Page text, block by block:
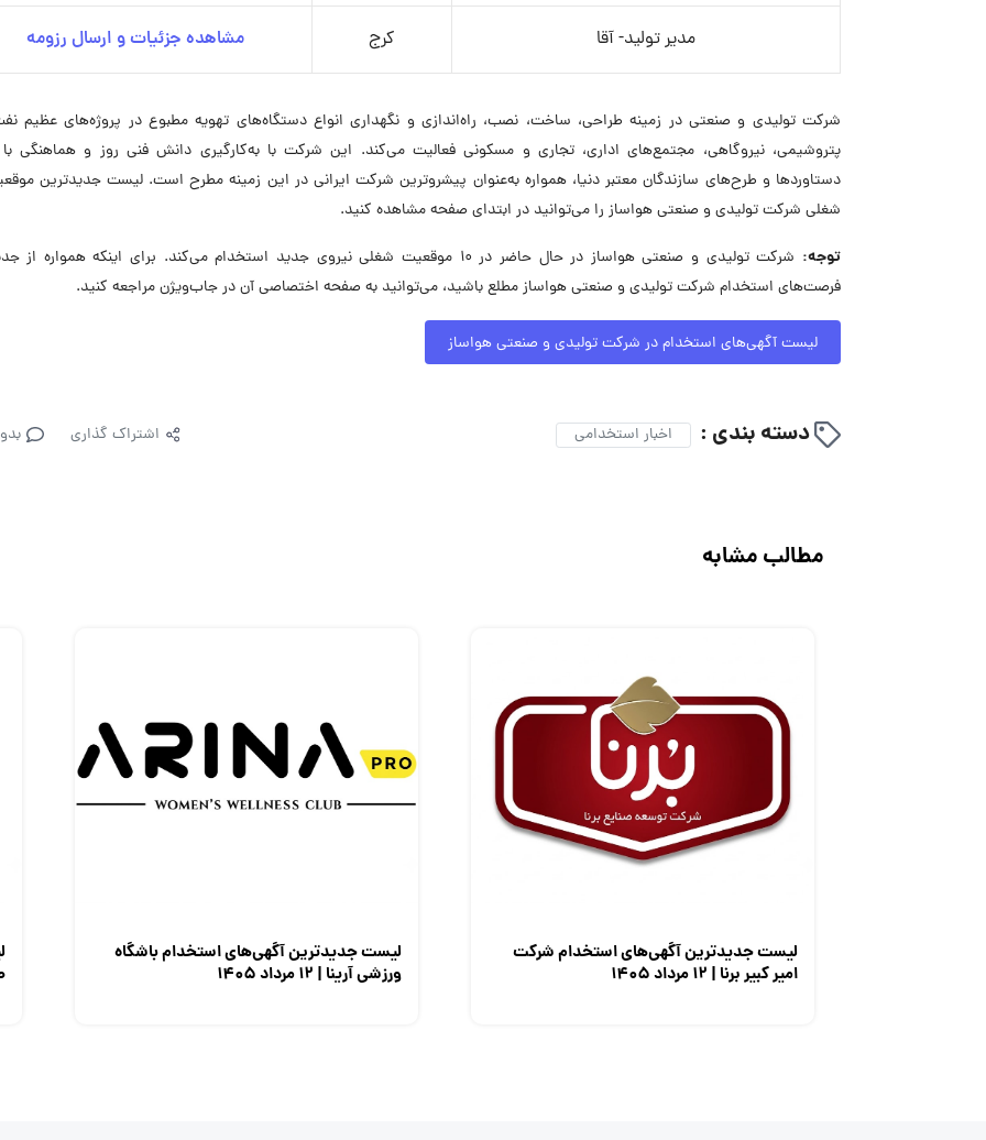
مدیر تولید- آقا کرج مشاهده جزئیات و ارسال رزومه
شرکت تولیدی و صنعتی در زمینه طراحی، ساخت، نصب، راه‌اندازی و نگهداری انواع دستگاه‌های تهویه مطبوع در پروژه‌های عظیم
پتروشیمی، نیروگاهی، مجتمع‌های اداری، تجاری و مسکونی فعالیت می‌کند. این شرکت با به‌کارگیری دانش فنی روز و هماهنگی
دستاوردها و طرح‌های سازندگان معتبر دنیا، همواره به‌عنوان پیشروترین شرکت ایرانی در این زمینه مطرح است. لیست جدیدترین
شغلی شرکت تولیدی و صنعتی هواساز را می‌توانید در ابتدای صفحه مشاهده کنید.
توجه:
شرکت تولیدی و صنعتی هواساز در حال حاضر در ۱۰ موقعیت شغلی نیروی جدید استخدام می‌کند. برای اینکه همواره
فرصت‌های استخدام شرکت تولیدی و صنعتی هواساز مطلع باشید، می‌توانید به صفحه اختصاصی آن در جاب‌ویژن مراجعه کنید.
لیست آگهی‌های استخدام در شرکت تولیدی و صنعتی هواساز
دسته بندی : اخبار استخدامی اشتراک گذاری
مطالب مشابه
لیست جدیدترین آگهی‌های استخدام شرکت
امیر کبیر برنا | ۱۲ مرداد ۱۴۰۵
لیست جدیدترین آگهی‌های استخدام باشگاه
ورزشی آرینا | ۱۲ مرداد ۱۴۰۵